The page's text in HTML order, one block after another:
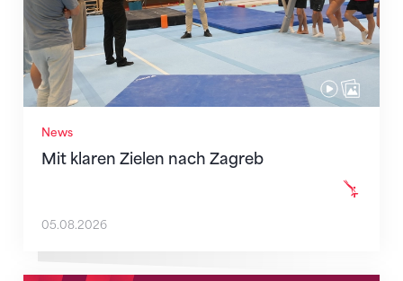
News
Mit klaren Zielen nach Zagreb
05.08.2026